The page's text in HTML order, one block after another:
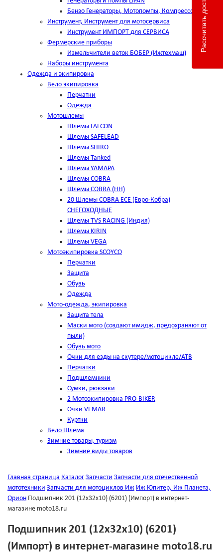
Бензо Генераторы, Мотопомпы, Компрессоры
Инструмент, Инструмент для мотосервиса
Инструмент ИМПОРТ для СЕРВИСА
Фермерские приборы
Измельчители веток БОБЕР (Ижтехмаш)
Наборы инструмента
Одежда и экипировка
Вело экипировка
Перчатки
Одежда
Мотошлемы
Шлемы FALCON
Шлемы SAFELEAD
Шлемы SHIRO
Шлемы Tanked
Шлемы YAMAPA
Шлемы COBRA
Шлемы COBRA (HH)
20 Шлемы COBRA ECE (Евро-Кобра)
СНЕГОХОДНЫЕ
Шлемы TVS RACING (Индия)
Шлемы KIRIN
Шлемы VEGA
Мотоэкипировка SCOYCO
Перчатки
Защита
Обувь
Одежда
Мото-одежда, экипировка
Защита тела
Маски мото (создают имидж, предохраняют от
пыли)
Обувь мото
Очки для езды на скутере/мотоцикле/АТВ
Перчатки
Подшлемники
Сумки, рюкзаки
2 Мотоэкипировка PRO-BIKER
Очки VEMAR
Куртки
Вело Шлема
Зимние товары, туризм
Зимние виды товаров
Главная страница Каталог Запчасти Запчасти для отечественной
мототехники Запчасти для мотоциклов Иж Иж Юпитер, Иж Планета,
Орион Подшипник 201 (12х32х10) (6201) (Импорт) в интернет-
магазине moto18.ru
Подшипник 201 (12х32х10) (6201)
(Импорт) в интернет-магазине moto18.ru
Рассчитать доставку